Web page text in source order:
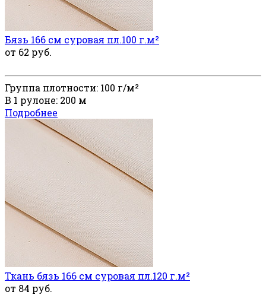
Бязь 166 см суровая пл.100 г.м²
от 62 руб.
Группа плотности: 100 г/м²
В 1 рулоне: 200 м
Подробнее
Ткань бязь 166 см суровая пл.120 г.м²
от 84 руб.